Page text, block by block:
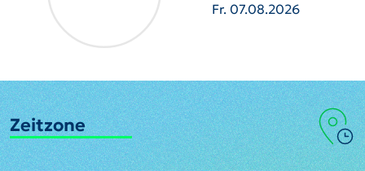
Fr. 07.08.2026
Zeitzone